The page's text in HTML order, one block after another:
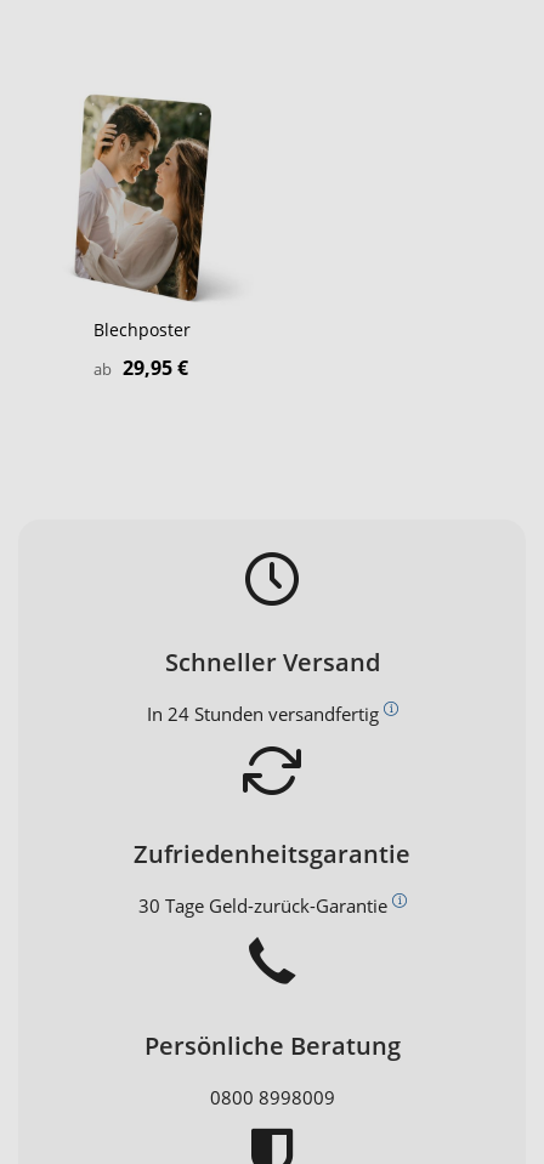
Blechposter
ab 29,95 €
Schneller Versand
In 24 Stunden versandfertig
Zufriedenheitsgarantie
30 Tage Geld-zurück-Garantie
Persönliche Beratung
0800 8998009